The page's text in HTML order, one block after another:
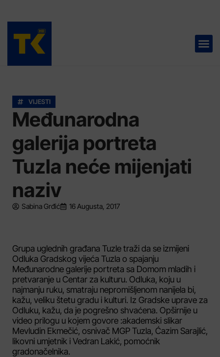
VIJESTI
Međunarodna
galerija portreta
Tuzla neće mijenjati
naziv
Sabina Grđić 16 Augusta, 2017
Grupa uglednih građana Tuzle traži da se izmijeni
Odluka Gradskog vijeća Tuzla o spajanju
Međunarodne galerije portreta sa Domom mladih i
pretvaranje u Centar za kulturu. Odluka, koju u
najmanju ruku, smatraju nepromišljenom nanijela bi,
kažu, veliku štetu gradu i kulturi. Iz Gradske uprave za
Odluku, kažu, da je pogrešno shvaćena. Opširnije u
video prilogu u kojem govore :akademski slikar
Mevludin Ekmečić, osnivač MGP Tuzla, Ćazim Sarajlić,
likovni umjetnik i Vedran Lakić, pomoćnik
gradonačelnika.